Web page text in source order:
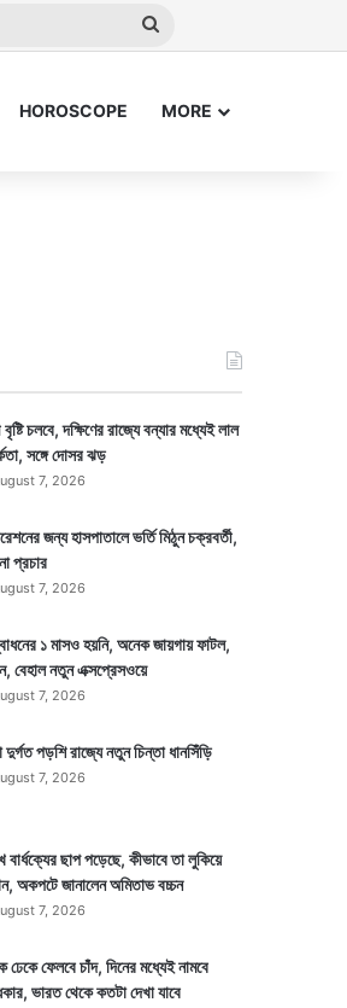
HOROSCOPE MORE
বৃষ্টি চলবে, দক্ষিণের রাজ্যে বন্যার মধ্যেই লাল
সঙ্গে দোসর ঝড়
7, 2026
জন্য হাসপাতালে ভর্তি মিঠুন চক্রবর্তী,
প্রচার
7, 2026
১ মাসও হয়নি, অনেক জায়গায় ফাটল,
বেহাল নতুন এক্সপ্রেসওয়ে
7, 2026
দুর্গত পড়শি রাজ্যে নতুন চিন্তা ধানসিঁড়ি
7, 2026
বার্ধক্যের ছাপ পড়েছে, কীভাবে তা লুকিয়ে
অকপটে জানালেন অমিতাভ বচ্চন
7, 2026
ঢেকে ফেলবে চাঁদ, দিনের মধ্যেই নামবে
ভারত থেকে কতটা দেখা যাবে